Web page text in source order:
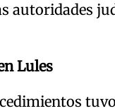
autoridades
Lules